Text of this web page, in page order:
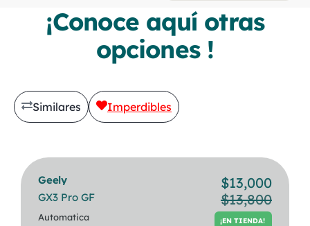
¡Conoce aquí otras
opciones !
Similares Imperdibles
Geely
GX3 Pro GF
Automatica
$13,800
$13,000
¡EN TIENDA!
Bmw
320i Berlina
Automatica
$30,500
¡EN TIENDA!